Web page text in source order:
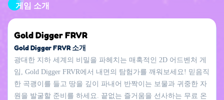
게임 소개
Gold Digger FRVR
Gold Digger FRVR 소개
광대한 지하 세계의 비밀을 파헤치는 매혹적인 2D 어드벤처 게
임, Gold Digger FRVR에서 내면의 탐험가를 깨워보세요! 믿음직
한 곡괭이를 들고 땅을 깊이 파내어 반짝이는 보물과 귀중한 자
원을 발굴할 준비를 하세요. 끝없는 즐거움을 선사하는 무료 온